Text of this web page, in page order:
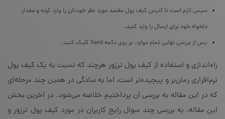
سپس لازم است تا آدرس کیف پول مقصد مورد نظر خودتان را وارد کرده و مقدار
دلخواه خود برای ارسال را وارد کنید.
پس از بررسی نهایی تمام موارد، بر روی دکمه Send کلیک کنید.
راه‌اندازی و استفاده از کیف پول ترزور هرچند که نسبت به یک کیف پول
نرم‌افزاری زمان‌بر و پیچیده‌تر است، اما به سادگی در همین چند مرحله‌ای
که در این مقاله به بررسی آن پرداختیم خلاصه می‌شود. در آخرین بخش
این مقاله، به بررسی چند سوال رایج کاربران در مورد کیف پول ترزور و